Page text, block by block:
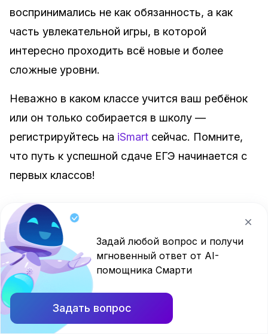
воспринимались не как обязанность, а как
часть увлекательной игры, в которой
интересно проходить всё новые и более
сложные уровни.
Неважно в каком классе учится ваш ребёнок
или он только собирается в школу —
регистрируйтесь на iSmartсейчас. Помните,
что путь к успешной сдаче ЕГЭ начинается с
первых классов!
Автор
Не указан
Читать также
Задай любой вопрос и получи
мгновенный ответ от AI-
помощника Смарти
Задать вопрос